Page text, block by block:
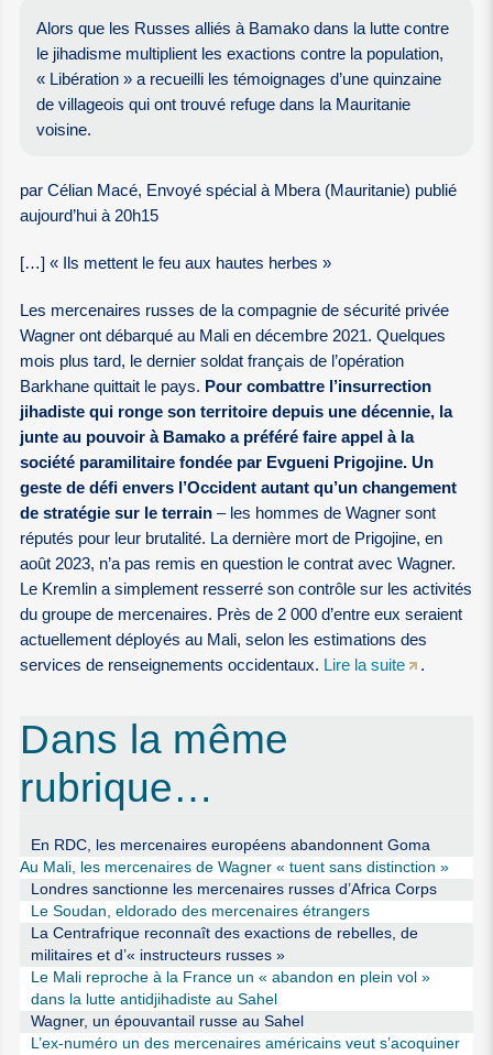
Alors que les Russes alliés à Bamako dans la lutte contre
le jihadisme multiplient les exactions contre la population,
« Libération » a recueilli les témoignages d’une quinzaine
de villageois qui ont trouvé refuge dans la Mauritanie
voisine.
par Célian Macé, Envoyé spécial à Mbera (Mauritanie) publié
aujourd’hui à 20h15
[…] « Ils mettent le feu aux hautes herbes »
Les mercenaires russes de la compagnie de sécurité privée
Wagner ont débarqué au Mali en décembre 2021. Quelques
mois plus tard, le dernier soldat français de l’opération
Barkhane quittait le pays. Pour combattre l’insurrection
jihadiste qui ronge son territoire depuis une décennie, la
junte au pouvoir à Bamako a préféré faire appel à la
société paramilitaire fondée par Evgueni Prigojine. Un
geste de défi envers l’Occident autant qu’un changement
de stratégie sur le terrain – les hommes de Wagner sont
réputés pour leur brutalité. La dernière mort de Prigojine, en
août 2023, n’a pas remis en question le contrat avec Wagner.
Le Kremlin a simplement resserré son contrôle sur les activités
du groupe de mercenaires. Près de 2 000 d’entre eux seraient
actuellement déployés au Mali, selon les estimations des
services de renseignements occidentaux. Lire la suite .
Dans la même
rubrique…
En RDC, les mercenaires européens abandonnent Goma
Au Mali, les mercenaires de Wagner « tuent sans distinction »
Londres sanctionne les mercenaires russes d’Africa Corps
Le Soudan, eldorado des mercenaires étrangers
La Centrafrique reconnaît des exactions de rebelles, de
militaires et d’« instructeurs russes »
Le Mali reproche à la France un « abandon en plein vol »
dans la lutte antidjihadiste au Sahel
Wagner, un épouvantail russe au Sahel
L’ex-numéro un des mercenaires américains veut s’acoquiner